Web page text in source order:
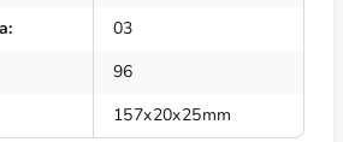
:
03
96
157x20x25mm